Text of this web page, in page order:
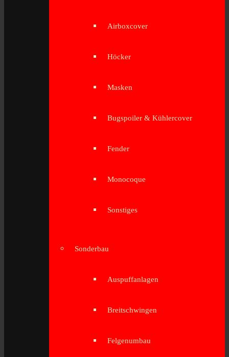
Airboxcover
Höcker
Masken
Bugspoiler & Kühlercover
Fender
Monocoque
Sonstiges
Sonderbau
Auspuffanlagen
Breitschwingen
Felgenumbau